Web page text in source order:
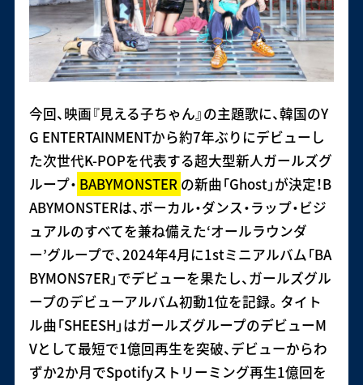
今回、映画『見える子ちゃん』の主題歌に、韓国のY
G ENTERTAINMENTから約7年ぶりにデビューし
た次世代K-POPを代表する超大型新人ガールズグ
ループ・ BABYMONSTER の新曲「Ghost」が決定！B
ABYMONSTERは、ボーカル・ダンス・ラップ・ビジ
ュアルのすべてを兼ね備えた‘オールラウンダ
ー’グループで、2024年4月に1stミニアルバム「BA
BYMONS7ER」でデビューを果たし、ガールズグル
ープのデビューアルバム初動1位を記録。タイト
ル曲「SHEESH」はガールズグループのデビューM
Vとして最短で1億回再生を突破、デビューからわ
ずか2か月でSpotifyストリーミング再生1億回を